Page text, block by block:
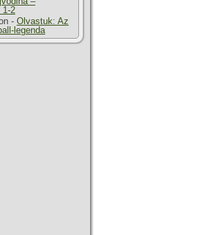
1-2
- Olvastuk: Az
legenda